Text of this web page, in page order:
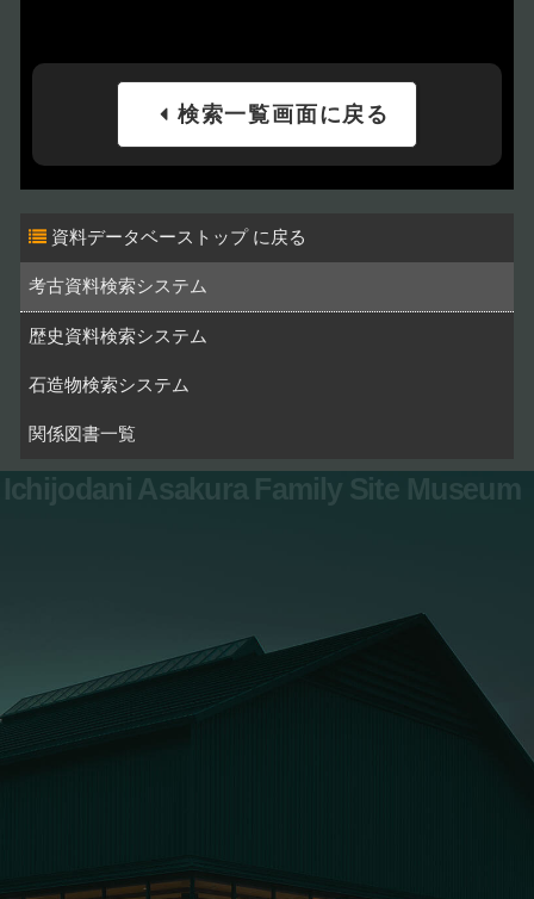
検索一覧画面に戻る
資料データベーストップ
考古資料検索システム
歴史資料検索システム
石造物検索システム
関係図書一覧
Ichijodani Asakura Family Site Museum